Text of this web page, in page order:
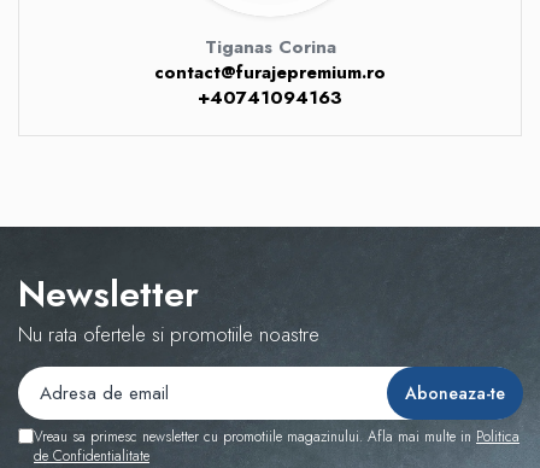
Tiganas Corina
contact@furajepremium.ro
+40741094163
Newsletter
Nu rata ofertele si promotiile noastre
Vreau sa primesc newsletter cu promotiile magazinului. Afla mai multe in Politica
de Confidentialitate